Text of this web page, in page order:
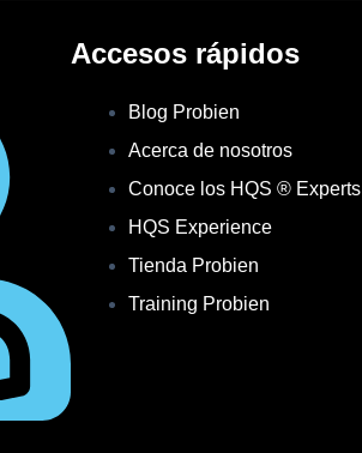
Accesos rápidos
Blog Probien
Acerca de nosotros
Conoce los HQS ® Experts
HQS Experience
Tienda Probien
Training Probien